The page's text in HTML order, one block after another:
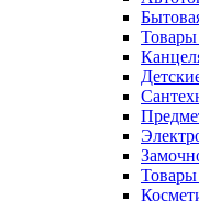
Товары
Товары